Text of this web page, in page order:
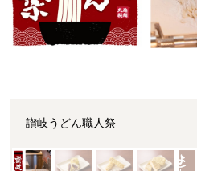
讃岐うどん職人祭